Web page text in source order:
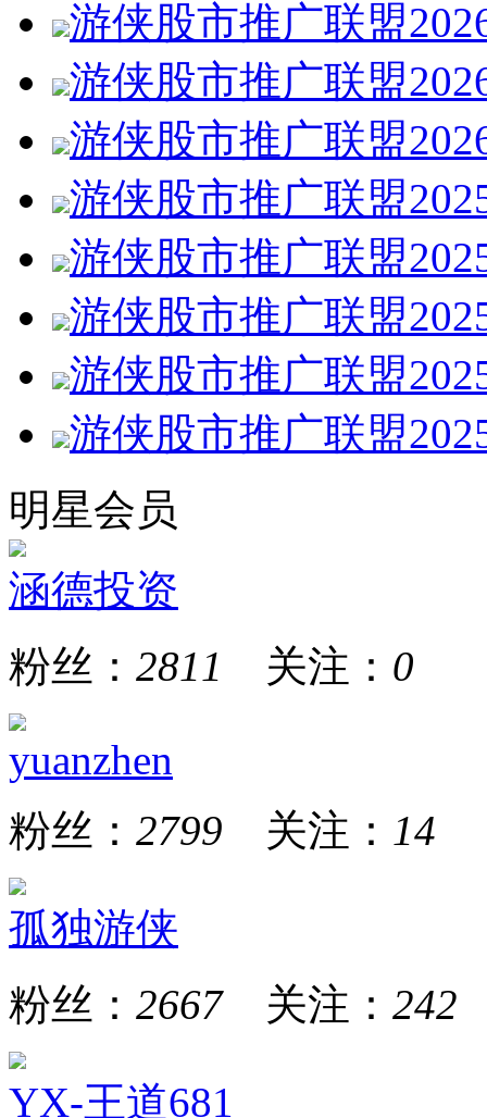
游侠股市推广联盟
游侠股市推广联盟
游侠股市推广联盟
游侠股市推广联盟
游侠股市推广联盟
游侠股市推广联盟
游侠股市推广联盟
游侠股市推广联盟
明星会员
涵德投资
粉丝： 2811 关注： 0
yuanzhen
粉丝： 2799 关注： 14
孤独游侠
粉丝： 2667关注： 242
YX-王道681